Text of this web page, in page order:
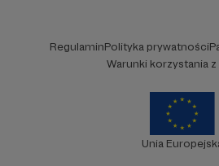
RegulaminPolityka prywatności
Warunki korzystania
Unia